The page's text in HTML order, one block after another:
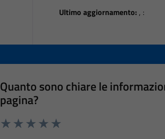
Ultimo aggiornamento: , :
Quanto sono chiare le
pagina?